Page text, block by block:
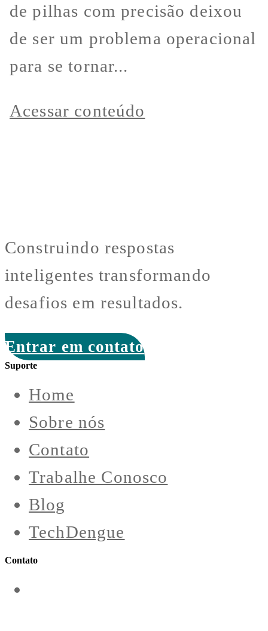
de pilhas com precisão deixou
de ser um problema operacional
para se tornar...
Acessar conteúdo
Construindo respostas
inteligentes transformando
desafios em resultados.
Entrar em contato
Suporte
Home
Sobre nós
Contato
Trabalhe Conosco
Blog
TechDengue
Contato